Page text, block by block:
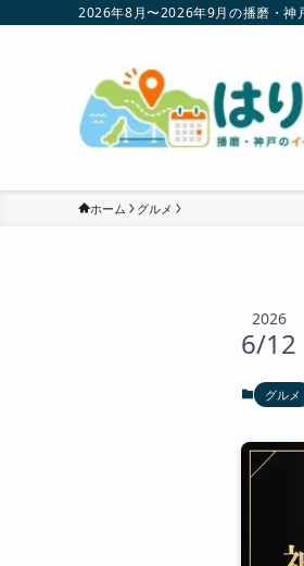
2026年8月〜2026年9月の播磨・神
ホーム グルメ
2026
6/12
グルメ